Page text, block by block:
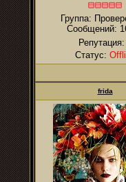
Группа:
Сообщений:
Репутация:
Статус:
frida